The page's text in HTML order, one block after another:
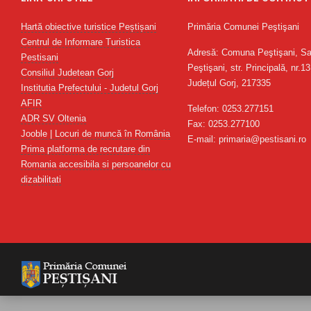
Hartă obiective turistice Peștișani
Centrul de Informare Turistica
Pestisani
Consiliul Judetean Gorj
Institutia Prefectului - Judetul Gorj
AFIR
ADR SV Oltenia
Jooble | Locuri de muncă în România
Prima platforma de recrutare din
Romania accesibila si persoanelor cu
dizabilitati
Primăria Comunei Peştişani
Adresă: Comuna Peştişani,
Peştişani, str. Principală,
Județul Gorj, 217335
Telefon: 0253.277151
Fax: 0253.277100
E-mail: primaria@pestisani.ro